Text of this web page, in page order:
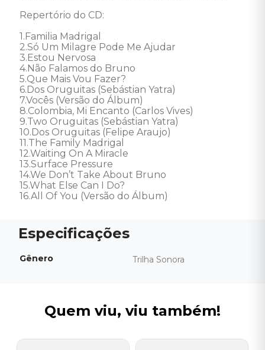
Repertório do CD:
1.Familia Madrigal
2.Só Um Milagre Pode Me Ajudar
3.Estou Nervosa
4.Não Falamos do Bruno
5.Que Mais Vou Fazer?
6.Dos Oruguitas (Sebástian Yatra)
7.Vocês (Versão do Álbum)
8.Colombia, Mi Encanto (Carlos Vives)
9.Two Oruguitas (Sebástian Yatra)
10.Dos Oruguitas (Felipe Araujo)
11.The Family Madrigal
12.Waiting On A Miracle
13.Surface Pressure
14.We Don’t Take About Bruno
15.What Else Can I Do?
16.All Of You (Versão do Álbum)
Gênero Trilha Sonora
Quem viu, viu também!